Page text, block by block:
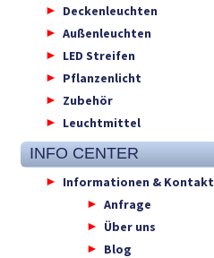
Deckenleuchten
Außenleuchten
LED Streifen
Pflanzenlicht
Zubehör
Leuchtmittel
INFO CENTER
Informationen & Kontakt
Anfrage
Über uns
Blog